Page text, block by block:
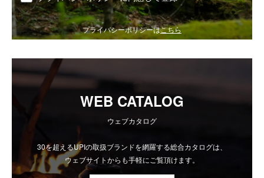
プライバシーポリシーはこちら
WEB CATALOG
ウェブカタログ
30を超えるUPIの取扱ブランドを網羅する総合カタログは、
ウェブサイトからも手軽にご覧頂けます。